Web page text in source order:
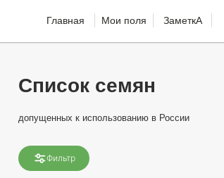
Главная Мои поля ЗаметкА
Список семян
допущенных к использованию в России
Фильтр